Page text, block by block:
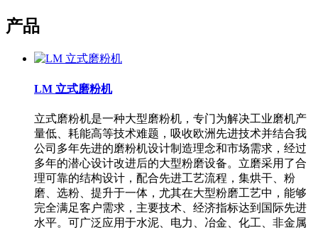
产品
LM 立式磨粉机
立式磨粉机是一种大型磨粉机，专门为解决工业磨机产
量低、耗能高等技术难题，吸收欧洲先进技术并结合我
公司多年先进的磨粉机设计制造理念和市场需求，经过
多年的潜心设计改进后的大型粉磨设备。立磨采用了合
理可靠的结构设计，配合先进工艺流程，集烘干、粉
磨、选粉、提升于一体，尤其在大型粉磨工艺中，能够
完全满足客户需求，主要技术、经济指标达到国际先进
水平。可广泛应用于水泥、电力、冶金、化工、非金属